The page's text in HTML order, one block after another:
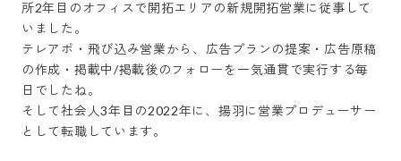
所2年目のオフィスで開拓エリアの新規開拓営業に従事して
いました。
テレアポ・飛び込み営業から、広告プランの提案・広告原稿
の作成・掲載中/掲載後のフォローを一気通貫で実行する毎
日でしたね。
そして社会人3年目の2022年に、揚羽に営業プロデューサー